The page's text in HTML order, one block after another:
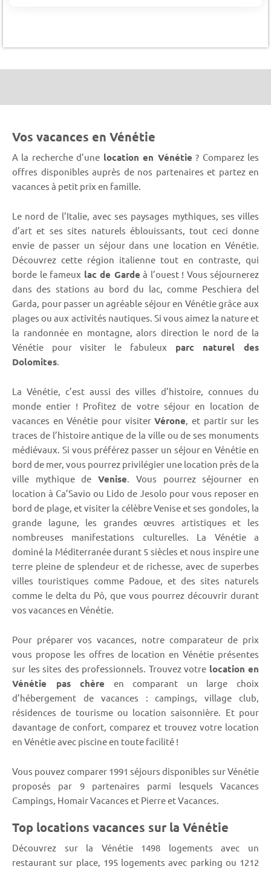
Vos vacances en Vénétie
A la recherche d’une location en Vénétie ? Comparez les
offres disponibles auprès de nos partenaires et partez en
vacances à petit prix en famille.
Le nord de l’Italie, avec ses paysages mythiques, ses villes
d’art et ses sites naturels éblouissants, tout ceci donne
envie de passer un séjour dans une location en Vénétie.
Découvrez cette région italienne tout en contraste, qui
borde le fameux lac de Garde à l’ouest ! Vous séjournerez
dans des stations au bord du lac, comme Peschiera del
Garda, pour passer un agréable séjour en Vénétie grâce aux
plages ou aux activités nautiques. Si vous aimez la nature et
la randonnée en montagne, alors direction le nord de la
Vénétie pour visiter le fabuleux parc naturel des
Dolomites.
La Vénétie, c’est aussi des villes d’histoire, connues du
monde entier ! Profitez de votre séjour en location de
vacances en Vénétie pour visiterVérone, et partir sur les
traces de l’histoire antique de la ville ou de ses monuments
médiévaux. Si vous préférez passer un séjour en Vénétie en
bord de mer, vous pourrez privilégier une location près de la
ville mythique deVenise. Vous pourrez séjourner en
location à Ca’Savio ou Lido de Jesolo pour vous reposer en
bord de plage, et visiter la célèbre Venise et ses gondoles, la
grande lagune, les grandes œuvres artistiques et les
nombreuses manifestations culturelles. La Vénétie a
dominé la Méditerranée durant 5 siècles et nous inspire une
terre pleine de splendeur et de richesse, avec de superbes
villes touristiques comme Padoue, et des sites naturels
comme le delta du Pô, que vous pourrez découvrir durant
vos vacances en Vénétie.
Pour préparer vos vacances, notre comparateur de prix
vous propose les offres de location en Vénétie présentes
sur les sites des professionnels. Trouvez votre location en
Vénétie pas chère en comparant un large choix
d’hébergement de vacances : campings, village club,
résidences de tourisme ou location saisonnière. Et pour
davantage de confort, comparez et trouvez votre location
en Vénétie avec piscine en toute facilité !
Vous pouvez comparer 1991 séjours disponibles sur Vénétie
proposés par 9 partenaires parmi lesquels Vacances
Campings, Homair Vacances et Pierre et Vacances.
Top locations vacances sur la Vénétie
Découvrez sur la Vénétie 1498 logements avec un
restaurant sur place, 195 logements avec parking ou 1212